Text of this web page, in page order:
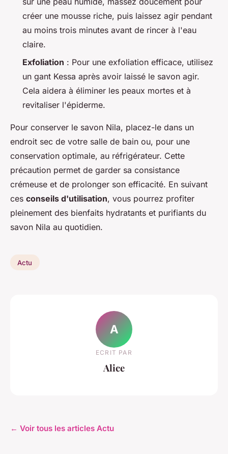
créer une mousse riche, puis laissez agir pendant
au moins trois minutes avant de rincer à l'eau
claire.
Exfoliation : Pour une exfoliation efficace, utilisez
un gant Kessa après avoir laissé le savon agir.
Cela aidera à éliminer les peaux mortes et à
revitaliser l'épiderme.
Pour conserver le savon Nila, placez-le dans un
endroit sec de votre salle de bain ou, pour une
conservation optimale, au réfrigérateur. Cette
précaution permet de garder sa consistance
crémeuse et de prolonger son efficacité. En suivant
ces conseils d'utilisation, vous pourrez profiter
pleinement des bienfaits hydratants et purifiants du
savon Nila au quotidien.
Actu
A
ECRIT PAR
Alice
← Voir tous les articles Actu